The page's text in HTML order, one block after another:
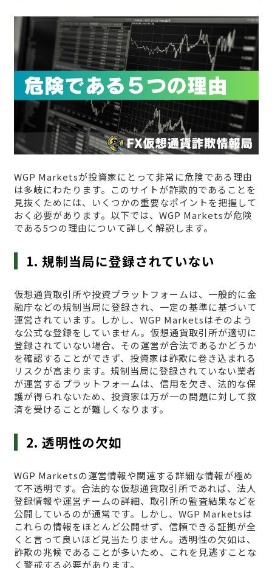
WGP Marketsが投資家にとって非常に危険である理由
は多岐にわたります。このサイトが詐欺的であることを
見抜くためには、いくつかの重要なポイントを把握して
おく必要があります。以下では、WGP Marketsが危険
である5つの理由について詳しく解説します。
1. 規制当局に登録されていない
仮想通貨取引所や投資プラットフォームは、一般的に金
融庁などの規制当局に登録され、一定の基準に基づいて
運営されています。しかし、WGP Marketsはそのよう
な公式な登録をしていません。仮想通貨取引所が適切に
登録されていない場合、その運営が合法であるかどうか
を確認することができず、投資家は詐欺に巻き込まれる
リスクが高まります。規制当局に登録されていない業者
が運営するプラットフォームは、信用を欠き、法的な保
護が得られないため、投資家は万が一の問題に対して救
済を受けることが難しくなります。
2. 透明性の欠如
WGP Marketsの運営情報や関連する詳細な情報が極め
て不透明です。合法的な仮想通貨取引所であれば、法人
登録情報や運営チームの詳細、取引所の監査結果などを
公開しているのが通常です。しかし、WGP Marketsは
これらの情報をほとんど公開せず、信頼できる証拠が全
くと言って良いほど見当たりません。透明性の欠如は、
詐欺の兆候であることが多いため、これを見逃すことな
く警戒する必要があります。